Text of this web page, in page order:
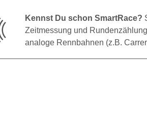
Kennst Du schon SmartRace?
Zeitmessung und
analoge Rennbahnen (z.B.